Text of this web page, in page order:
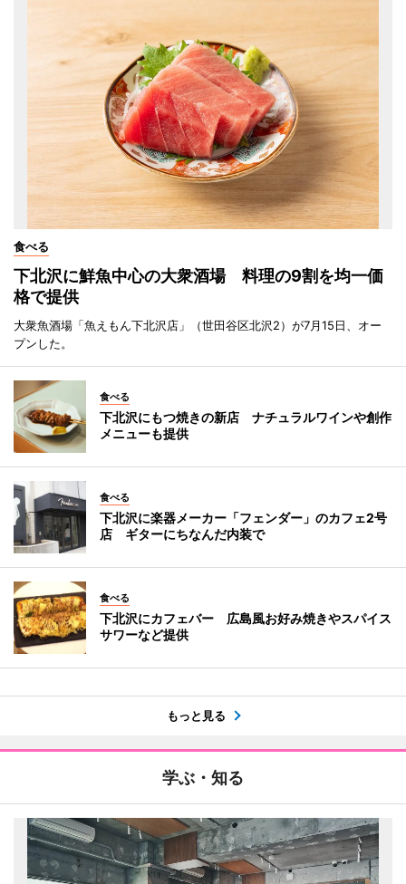
食べる
下北沢に鮮魚中心の大衆酒場 料理の9割を均一価
格で提供
大衆魚酒場「魚えもん下北沢店」（世田谷区北沢2）が7月15日、オー
プンした。
食べる
下北沢にもつ焼きの新店 ナチュラルワインや創作
メニューも提供
食べる
下北沢に楽器メーカー「フェンダー」のカフェ2号
店 ギターにちなんだ内装で
食べる
下北沢にカフェバー 広島風お好み焼きやスパイス
サワーなど提供
もっと見る
学ぶ・知る